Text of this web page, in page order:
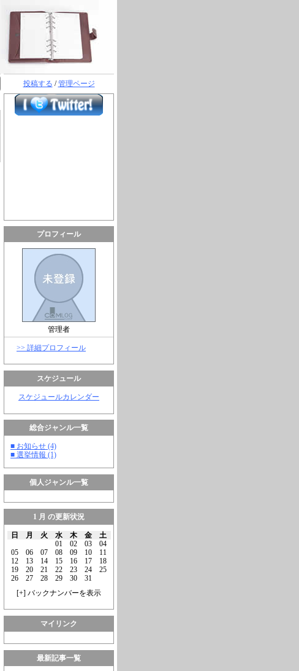
投稿する /管理ページ
プロフィール
管理者
>> 詳細プロフィール
スケジュール
スケジュールカレンダー
総合ジャンル一覧
■ お知らせ (4)
■ 選挙情報 (1)
個人ジャンル一覧
1 月 の更新状況
日 月 火 水 木 金
土
01
02 03
04
05
06 07 08 09 10
11
12
13 14 15 16 17
18
19
20 21 22 23 24
25
26
27 28 29 30
31
[+] バックナンバーを表示
マイリンク
最新記事一覧